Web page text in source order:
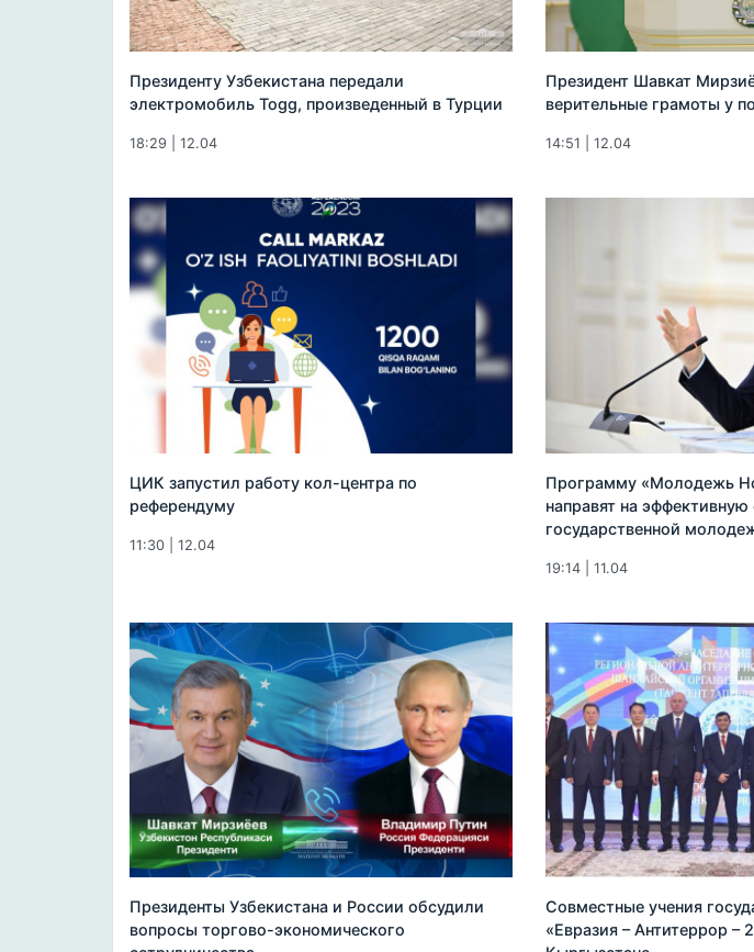
Президенту Узбекистана передали
электромобиль Togg, произведенный в Турции
18:29 | 12.04
Президент Шавкат
верительные грамоты у
14:51 | 12.04
ЦИК запустил работу кол-центра по
референдуму
11:30 | 12.04
Программу «Молодежь
направят на
государственной
19:14 | 11.04
Президенты Узбекистана и России обсудили
вопросы торгово-экономического
Совместные учения
«Евразия – Антитеррор –